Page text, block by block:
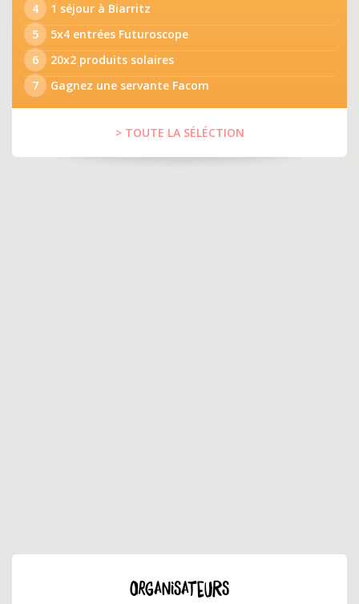
4
1 séjour à Biarritz
5
5x4 entrées Futuroscope
6
20x2 produits solaires
7
Gagnez une servante Facom
> TOUTE LA SÉLÉCTION
ORGANISATEURS